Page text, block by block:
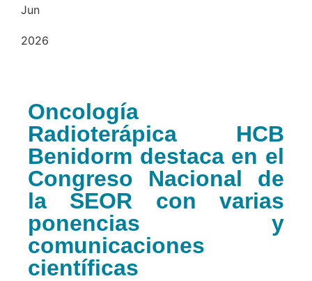
Jun
2026
Oncología
Radioterápica HCB
Benidorm destaca en el
Congreso Nacional de
la SEOR con varias
ponencias y
comunicaciones
científicas